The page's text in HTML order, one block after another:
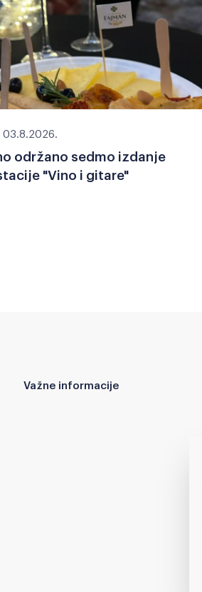
03.8.2026.
održano sedmo izdanje
"Vino i gitare"
Važne informacije